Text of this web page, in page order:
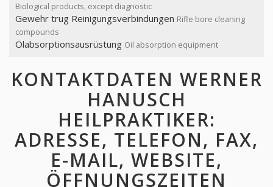
Biological products, except diagnostic
Gewehr trug Reinigungsverbindungen Rifle bore cleaning
compounds
Ölabsorptionsausrüstung Oil absorption equipment
KONTAKTDATEN WERNER
HANUSCH
HEILPRAKTIKER:
ADRESSE, TELEFON, FAX,
E-MAIL, WEBSITE,
ÖFFNUNGSZEITEN